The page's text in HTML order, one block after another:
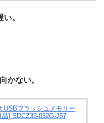
。
かない。
USBフラッシュメモリー
] SDCZ33-032G-J57